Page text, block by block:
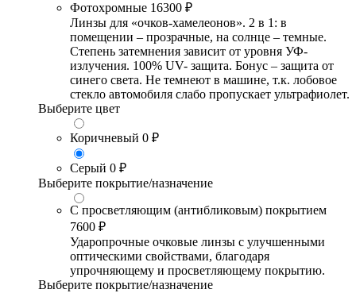
Фотохромные 16300 ₽
Линзы для «очков-хамелеонов». 2 в 1: в
помещении – прозрачные, на солнце – темные.
Степень затемнения зависит от уровня УФ-
излучения. 100% UV- защита. Бонус – защита от
синего света. Не темнеют в машине, т.к. лобовое
стекло автомобиля слабо пропускает ультрафиолет.
Выберите цвет
Коричневый 0 ₽
Серый 0 ₽
Выберите покрытие/назначение
С просветляющим (антибликовым) покрытием
7600 ₽
Ударопрочные очковые линзы с улучшенными
оптическими свойствами, благодаря
упрочняющему и просветляющему покрытию.
Выберите покрытие/назначение